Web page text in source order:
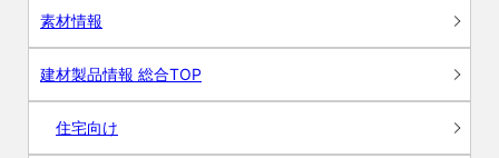
素材情報
建材製品情報 総合TOP
住宅向け